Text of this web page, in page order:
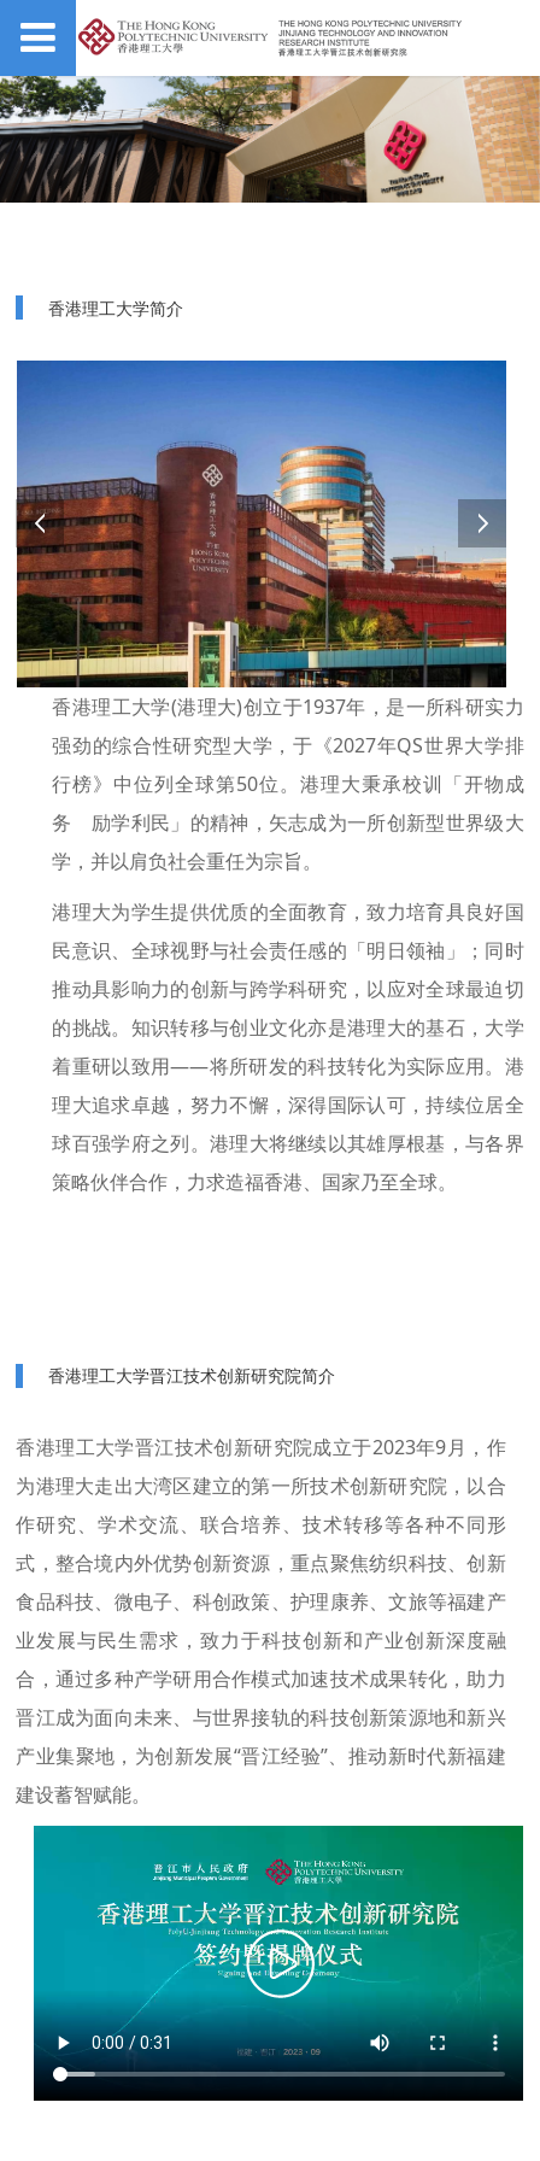
香港理工大学简介
香港理工大学(港理大)创立于1937年，是一所科研实力
强劲的综合性研究型大学，于《2027年QS世界大学排
行榜》中位列全球第50位。港理大秉承校训「开物成
务 励学利民」的精神，矢志成为一所创新型世界级大
学，并以肩负社会重任为宗旨。
港理大为学生提供优质的全面教育，致力培育具良好国
民意识、全球视野与社会责任感的「明日领袖」；同时
推动具影响力的创新与跨学科研究，以应对全球最迫切
的挑战。知识转移与创业文化亦是港理大的基石，大学
着重研以致用——将所研发的科技转化为实际应用。港
理大追求卓越，努力不懈，深得国际认可，持续位居全
球百强学府之列。港理大将继续以其雄厚根基，与各界
策略伙伴合作，力求造福香港、国家乃至全球。
香港理工大学晋江技术创新研究院简介
香港理工大学晋江技术创新研究院成立于2023年9月，作
为港理大走出大湾区建立的第一所技术创新研究院，以合
作研究、学术交流、联合培养、技术转移等各种不同形
式，整合境内外优势创新资源，重点聚焦纺织科技、创新
食品科技、微电子、科创政策、护理康养、文旅等福建产
业发展与民生需求，致力于科技创新和产业创新深度融
合，通过多种产学研用合作模式加速技术成果转化，助力
晋江成为面向未来、与世界接轨的科技创新策源地和新兴
产业集聚地，为创新发展“晋江经验”、推动新时代新福建
建设蓄智赋能。